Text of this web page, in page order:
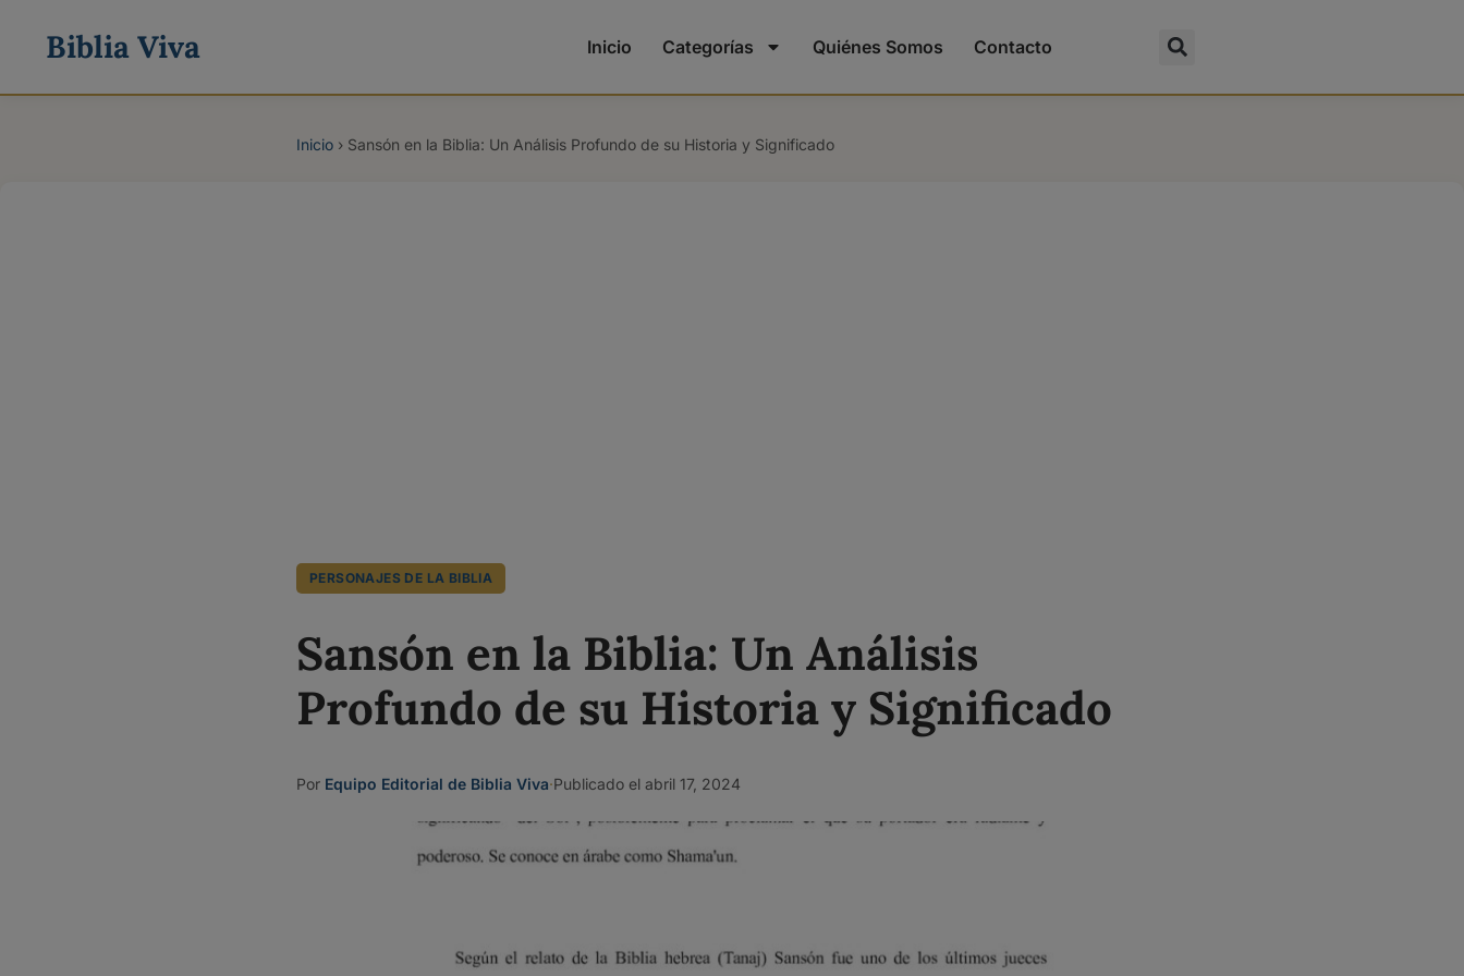
Biblia Viva Inicio Categorías Quiénes Somos Contacto
Inicio › Sansón en la Biblia: Un Análisis Profundo de su Historia y Significado
PERSONAJES DE LA BIBLIA
Sansón en la Biblia: Un Análisis
Profundo de su Historia y Significado
Por Equipo Editorial de Biblia Viva·Publicado el abril 17, 2024